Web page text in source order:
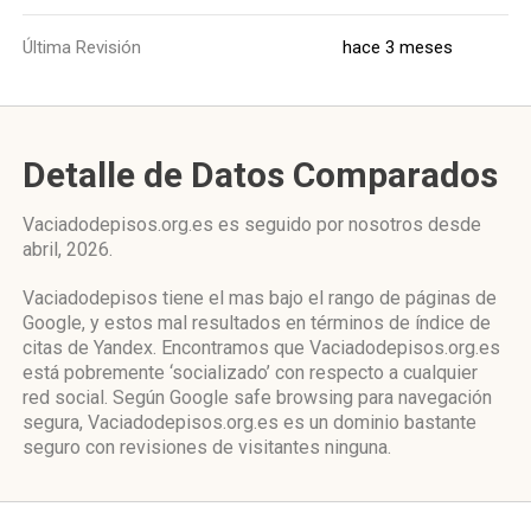
Última Revisión hace 3 meses
Detalle de Datos Comparados
Vaciadodepisos.org.es es seguido por nosotros desde
abril, 2026.
Vaciadodepisos tiene el mas bajo el rango de páginas de
Google, y estos mal resultados en términos de índice de
citas de Yandex. Encontramos que Vaciadodepisos.org.es
está pobremente ‘socializado’ con respecto a cualquier
red social. Según Google safe browsing para navegación
segura, Vaciadodepisos.org.es es un dominio bastante
seguro con revisiones de visitantes ninguna.